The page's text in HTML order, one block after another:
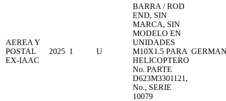
AEREA Y
POSTAL
EX-IAAC
2025 1 U
BARRA / ROD
END, SIN
MARCA, SIN
MODELO EN
UNIDADES
M10X1.5 PARA
HELICOPTERO
No. PARTE
D623M3301121,
No., SERIE
10079